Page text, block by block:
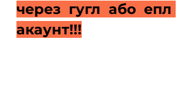
через гугл або епл
акаунт!!!